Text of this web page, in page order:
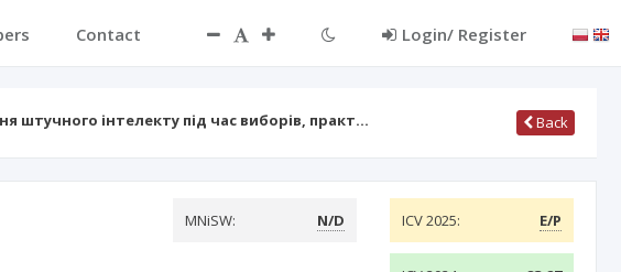
Contact Login/ Register
штучного інтелекту під час виборів, практ… Back
MNiSW: N/D ICV 2025: E/P